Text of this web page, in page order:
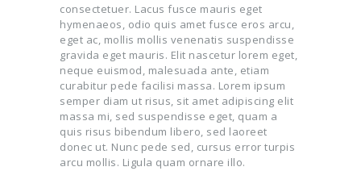
consectetuer. Lacus fusce mauris eget
hymenaeos, odio quis amet fusce eros arcu,
eget ac, mollis mollis venenatis suspendisse
gravida eget mauris. Elit nascetur lorem eget,
neque euismod, malesuada ante, etiam
curabitur pede facilisi massa. Lorem ipsum
semper diam ut risus, sit amet adipiscing elit
massa mi, sed suspendisse eget, quam a
quis risus bibendum libero, sed laoreet
donec ut. Nunc pede sed, cursus error turpis
arcu mollis. Ligula quam ornare illo.